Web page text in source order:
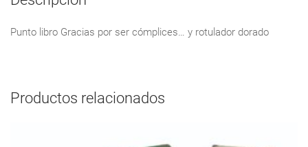
Punto libro Gracias por ser cómplices… y rotulador dorado
Productos relacionados